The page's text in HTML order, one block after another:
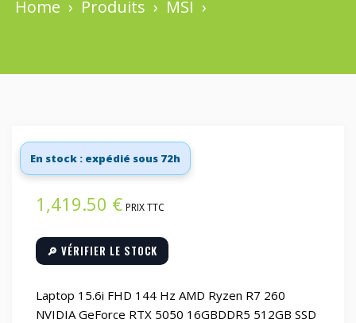
Home › Produits › MSI ›
En stock : expédié sous 72h
1,419.50 € PRIX TTC
🔎 VÉRIFIER LE STOCK
Laptop 15.6i FHD 144 Hz AMD Ryzen R7 260
NVIDIA GeForce RTX 5050 16GBDDR5 512GB SSD